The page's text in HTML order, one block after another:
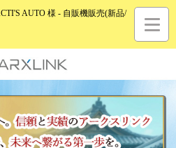
AUTO 様 - 自販機販売(新品/